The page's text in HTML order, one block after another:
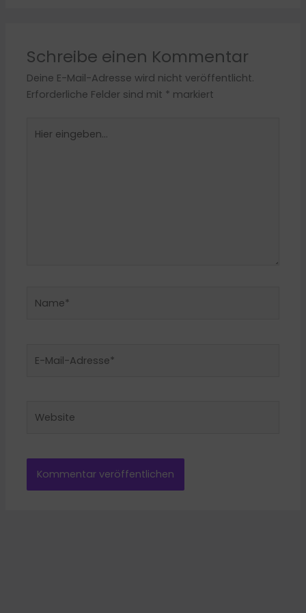
Schreibe einen Kommentar
Deine E-Mail-Adresse wird nicht veröffentlicht.
Erforderliche Felder sind mit * markiert
eingeben…
Mail-